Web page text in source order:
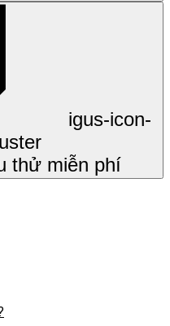
igus-icon-
thử miễn phí